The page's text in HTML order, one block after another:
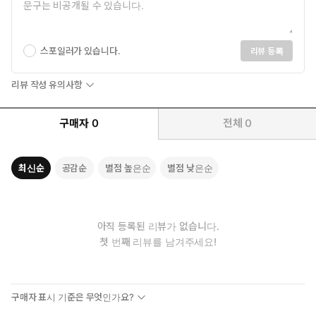
파이썬을 처음 접하는 독자를 위해 일대일 수업처럼 친절하게 설
꼭 알아야 할 핵심 개념은 기본 예제로 최대한 쉽게 풀어냈고,
다룹니다.
코드를 직접 입력하고 실행하다 보면, 파이썬 프로그래밍이 금세
스포일러가 있습니다. 리뷰 등록
리뷰 작성 유의사항
구매자 0 전체 0
최신순 공감순 별점 높은순 별점 낮은순
아직 등록된 리뷰가 없습니다.
첫 번째 리뷰를 남겨주세요!
구매자 표시 기준은 무엇인가요?